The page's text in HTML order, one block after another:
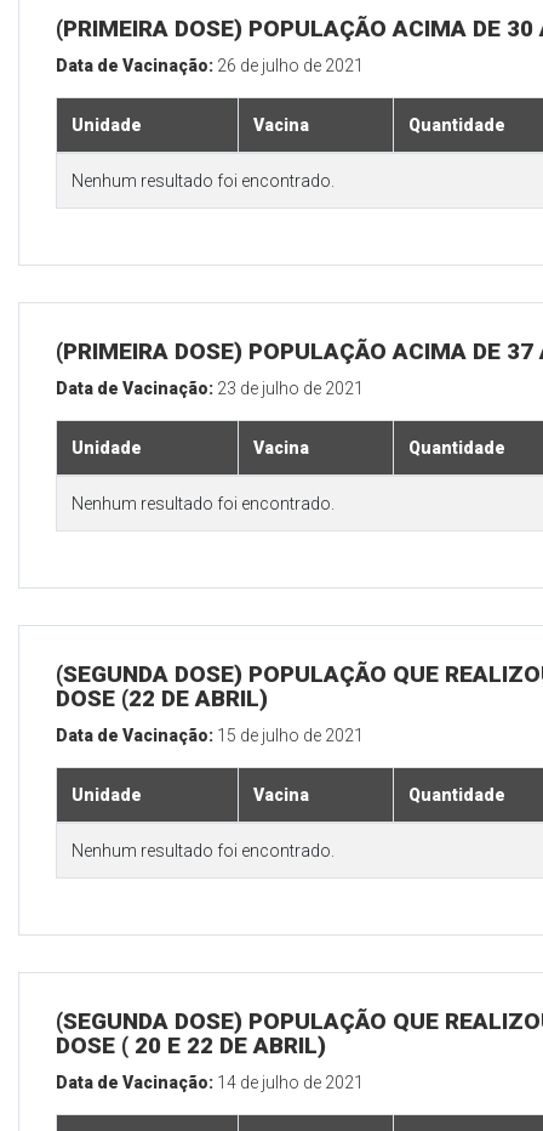
(PRIMEIRA DOSE) POPULAÇÃO ACIMA DE 30
Data de Vacinação: 26 de julho de 2021
Unidade Vacina Quantidade
Nenhum resultado foi encontrado.
(PRIMEIRA DOSE) POPULAÇÃO ACIMA DE 37
Data de Vacinação: 23 de julho de 2021
Unidade Vacina Quantidade
Nenhum resultado foi encontrado.
(SEGUNDA DOSE) POPULAÇÃO QUE
DOSE (22 DE ABRIL)
Data de Vacinação: 15 de julho de 2021
Unidade Vacina Quantidade
Nenhum resultado foi encontrado.
(SEGUNDA DOSE) POPULAÇÃO QUE
DOSE ( 20 E 22 DE ABRIL)
Data de Vacinação: 14 de julho de 2021